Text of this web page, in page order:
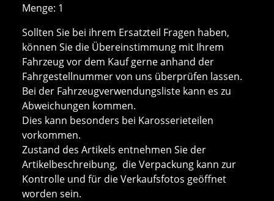
Menge: 1
Sollten Sie bei ihrem Ersatzteil Fragen haben,
können Sie die Übereinstimmung mit Ihrem
Fahrzeug vor dem Kauf gerne anhand der
Fahrgestellnummer von uns überprüfen lassen.
Bei der Fahrzeugverwendungsliste kann es zu
Abweichungen kommen.
Dies kann besonders bei Karosserieteilen
vorkommen.
Zustand des Artikels entnehmen Sie der
Artikelbeschreibung, die Verpackung kann zur
Kontrolle und für die Verkaufsfotos geöffnet
worden sein.